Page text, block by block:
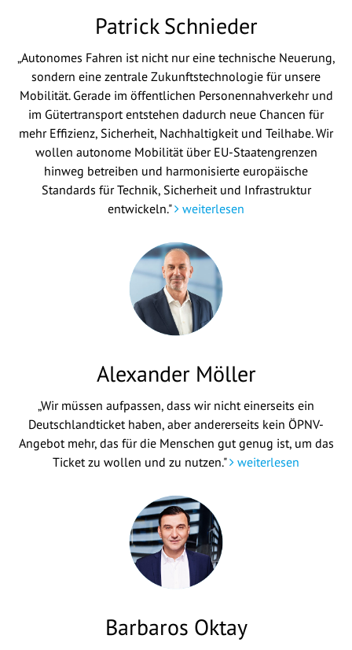
Patrick Schnieder
„Autonomes Fahren ist nicht nur eine technische Neuerung,
sondern eine zentrale Zukunftstechnologie für unsere
Mobilität. Gerade im öffentlichen Personennahverkehr und
im Gütertransport entstehen dadurch neue Chancen für
mehr Effizienz, Sicherheit, Nachhaltigkeit und Teilhabe. Wir
wollen autonome Mobilität über EU-Staatengrenzen
hinweg betreiben und harmonisierte europäische
Standards für Technik, Sicherheit und Infrastruktur
entwickeln."
weiterlesen
Alexander Möller
„Wir müssen aufpassen, dass wir nicht einerseits ein
Deutschlandticket haben, aber andererseits kein ÖPNV-
Angebot mehr, das für die Menschen gut genug ist, um das
Ticket zu wollen und zu nutzen."
weiterlesen
Barbaros Oktay